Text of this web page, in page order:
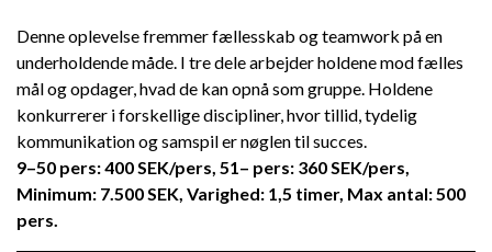
Denne oplevelse fremmer fællesskab og teamwork på en
underholdende måde. I tre dele arbejder holdene mod fælles
mål og opdager, hvad de kan opnå som gruppe. Holdene
konkurrerer i forskellige discipliner, hvor tillid, tydelig
kommunikation og samspil er nøglen til succes.
9–50 pers: 400 SEK/pers, 51– pers: 360 SEK/pers,
Minimum: 7.500 SEK, Varighed: 1,5 timer, Max antal: 500
pers.